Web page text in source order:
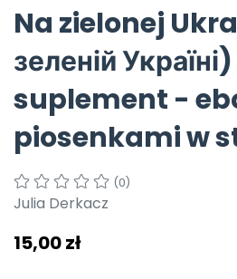
Pomoc
Na zielonej
зеленій
suplement -
piosenkami w
(0)
Julia Derkacz
15,00 zł